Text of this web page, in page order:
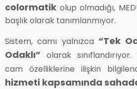
colormatik olup olmadığı,
başlık olarak tanımlanmıyor.
Sistem, camı yalnızca “Tek
Odaklı” olarak
cam özelliklerine ilişkin
hizmeti kapsamında